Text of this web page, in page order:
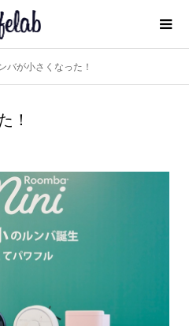
バが小さくなった！
！